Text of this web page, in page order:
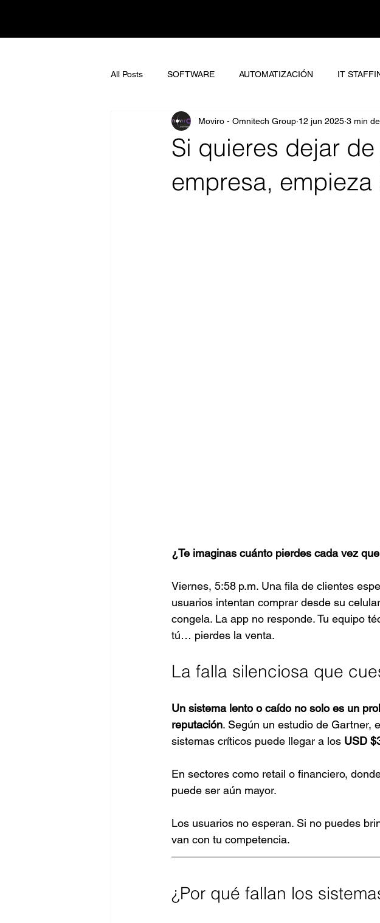
All Posts SOFTWARE AUTOMATIZACIÓN IT
Si quieres dejar
empresa, empieza
Moviro - Omnitech Group 12 jun 2025 3 min
¿Te imaginas cuánto pierdes cada vez
Viernes, 5:58 p.m. Una fila de clientes
usuarios intentan comprar desde su
congela. La app no responde. Tu equipo
tú… pierdes la venta.
La falla silenciosa que
Un sistema lento o caído no solo es un
reputación. Según un estudio de Gartner,
sistemas críticos puede llegar a los USD
En sectores como retail o financiero,
puede ser aún mayor.
Los usuarios no esperan. Si no puedes
van con tu competencia.
¿Por qué fallan los